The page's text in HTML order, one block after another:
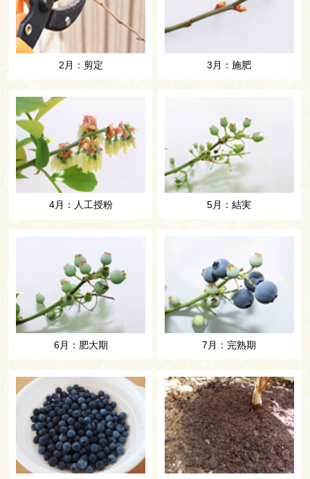
2月：剪定 3月：施肥
4月：人工授粉 5月：結実
6月：肥大期 7月：完熟期